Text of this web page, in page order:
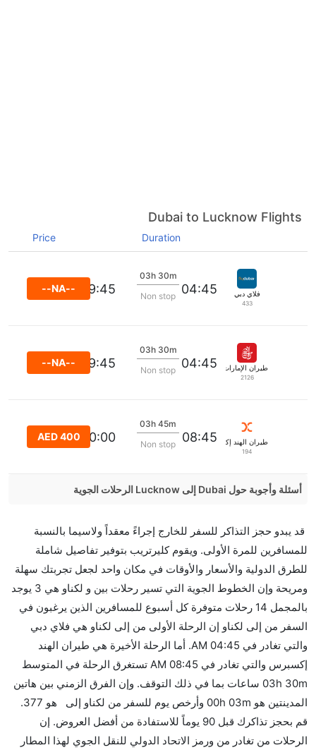
Dubai to Lucknow Flights
Duration
Price
فلاي دبي
433
04:45
03h 30m
Non stop
09:45
--NA--
طيران الإمارات
2126
04:45
03h 30m
Non stop
09:45
--NA--
طيران الهند إكسبرس
194
08:45
03h 45m
Non stop
14:00:00
AED 400
أسئلة وأجوبة حول Dubai إلى Lucknow الرحلات الجوية
من إلىلكناو مما تستغرقه الخطوط الجوية الأخرى؟
نعم. توفر كل من IndiGo أسرع رحلات الطيران على هذا
الطريق،
هل توفر شركات الطيران مساحة إضافية للنوم؟
كثير من خطوط طيران درجة رجال الأعمال توفر مساحة
إضافية للنوم.
هل يمكنني حمل طعامي الخاص؟
نعم، يمكنك حمل طعامك الخاص، و لكن يجب أن يكون معبئا
بشكل جيد.
هل سيقدم لي الكحول على متن رحلة من إلى لكناو؟
لا تقدم شركة الطيران الكحول على متن رحلة داخلية. يتم
قد يبدو حجز التذاكر للسفر للخارج إجراءً معقداً ولاسيما بالنسبة
للمسافرين للمرة الأولى. ويقوم كليرتريب بتوفير تفاصيل شاملة
للطرق الدولية والأسعار والأوقات في مكان واحد لجعل تجربتك سهلة
ومريحة وإن الخطوط الجوية التي تسير رحلات بين و لكناو هي 3 يوجد
بالمجمل 14 رحلات متوفرة كل أسبوع للمسافرين الذين يرغبون في
السفر من إلى لكناو إن الرحلة الأولى من إلى لكناو هي فلاي دبي
والتي تغادر في 04:45 AM. أما الرحلة الأخيرة هي طيران الهند
إكسبرس والتي تغادر في 08:45 AM تستغرق الرحلة في المتوسط
03h 30m ساعات بما في ذلك التوقف. وإن الفرق الزمني بين هاتين
المدينتين هو 00h 03m وأرخص يوم للسفر من لكناو إلى هو 377.
قم بحجز تذاكرك قبل 90 يوماً للاستفادة من أفضل العروض. إن
الرحلات من تغادر من ورمز الاتحاد الدولي للنقل الجوي لهذا المطار